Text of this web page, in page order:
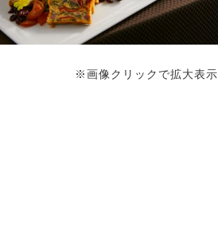
※画像クリックで拡大表示